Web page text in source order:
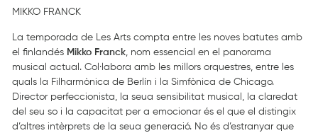
MIKKO FRANCK
La temporada de Les Arts compta entre les noves batutes amb
el finlandés Mikko Franck, nom essencial en el panorama
musical actual. Col·labora amb les millors orquestres, entre les
quals la Filharmònica de Berlín i la Simfònica de Chicago.
Director perfeccionista, la seua sensibilitat musical, la claredat
del seu so i la capacitat per a emocionar és el que el distingix
d’altres intèrprets de la seua generació. No és d’estranyar que